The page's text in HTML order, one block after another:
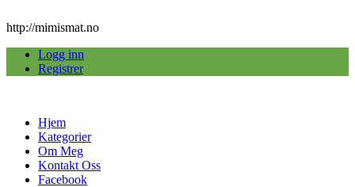
http://mimismat.no
Logg inn
Registrer
Hjem
Kategorier
Om Meg
Kontakt Oss
Facebook